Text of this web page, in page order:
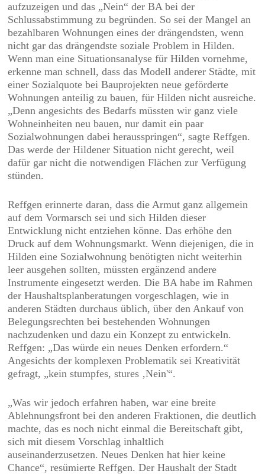
aufzuzeigen und das „Nein“ der BA bei der
Schlussabstimmung zu begründen. So sei der Mangel an
bezahlbaren Wohnungen eines der drängendsten, wenn
nicht gar das drängendste soziale Problem in Hilden.
Wenn man eine Situationsanalyse für Hilden vornehme,
erkenne man schnell, dass das Modell anderer Städte, mit
einer Sozialquote bei Bauprojekten neue geförderte
Wohnungen anteilig zu bauen, für Hilden nicht ausreiche.
„Denn angesichts des Bedarfs müssten wir ganz viele
Wohneinheiten neu bauen, nur damit ein paar
Sozialwohnungen dabei herausspringen“, sagte Reffgen.
Das werde der Hildener Situation nicht gerecht, weil
dafür gar nicht die notwendigen Flächen zur Verfügung
stünden.
Reffgen erinnerte daran, dass die Armut ganz allgemein
auf dem Vormarsch sei und sich Hilden dieser
Entwicklung nicht entziehen könne. Das erhöhe den
Druck auf dem Wohnungsmarkt. Wenn diejenigen, die in
Hilden eine Sozialwohnung benötigten nicht weiterhin
leer ausgehen sollten, müssten ergänzend andere
Instrumente eingesetzt werden. Die BA habe im Rahmen
der Haushaltsplanberatungen vorgeschlagen, wie in
anderen Städten durchaus üblich, über den Ankauf von
Belegungsrechten bei bestehenden Wohnungen
nachzudenken und dazu ein Konzept zu entwickeln.
Reffgen: „Das würde ein neues Denken erfordern.“
Angesichts der komplexen Problematik sei Kreativität
gefragt, „kein stumpfes, stures ‚Nein'“.
„Was wir jedoch erfahren haben, war eine breite
Ablehnungsfront bei den anderen Fraktionen, die deutlich
machte, das es noch nicht einmal die Bereitschaft gibt,
sich mit diesem Vorschlag inhaltlich
auseinanderzusetzen. Neues Denken hat hier keine
Chance“, resümierte Reffgen. Der Haushalt der Stadt